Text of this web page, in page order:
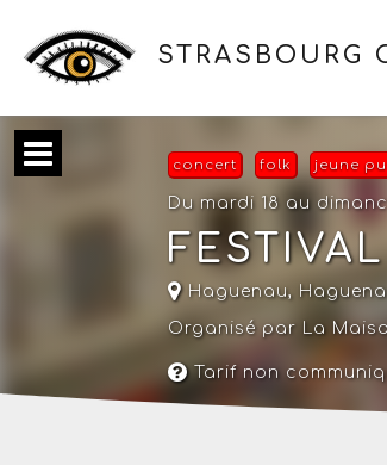
STRASBOURG
concert folk jeune
Du mardi 18 au
Haguenau,
Organisé par La
Tarif non